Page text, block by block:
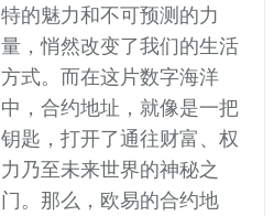
特的魅力和不可预测的力
量，悄然改变了我们的生活
方式。而在这片数字海洋
中，合约地址，就像是一把
钥匙，打开了通往财富、权
力乃至未来世界的神秘之
门。那么，欧易的合约地